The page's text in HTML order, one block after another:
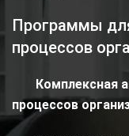
Программы
процессов
Комплексная
процессов